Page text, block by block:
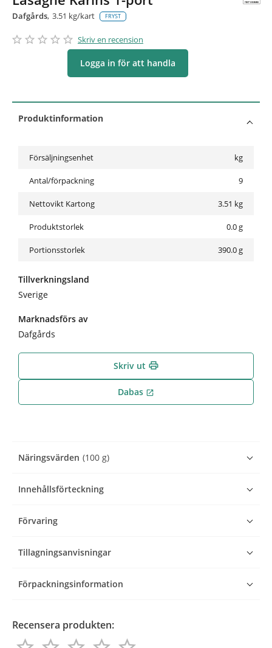
Dafgårds 3.51 kg/kart FRYST
star_border star_border star_border star_border star_border
star star star star star Skriv en recension
Logga in för att handla
Produktinformation
Försäljningsenhet kg
Antal/förpackning 9
Nettovikt Kartong 3.51 kg
Produktstorlek 0.0 g
Portionsstorlek 390.0 g
Tillverkningsland
Sverige
Marknadsförs av
Dafgårds
Skriv ut print
Dabas open_in_new
Näringsvärden (100 g)
Innehållsförteckning
Förvaring
Tillagningsanvisningar
Förpackningsinformation
Recensera produkten: